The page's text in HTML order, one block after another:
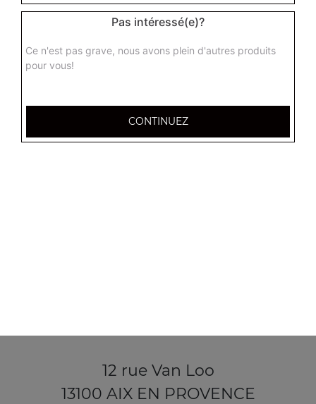
Nouille chinoise nature
2.50€
Nouilles sautées aux légumes
5.00€
12 rue Van Loo
13100 AIX EN PROVENCE
Pas intéressé(e)?
Ce n'est pas grave, nous avons plein d'autres produits
pour vous!
CONTINUEZ